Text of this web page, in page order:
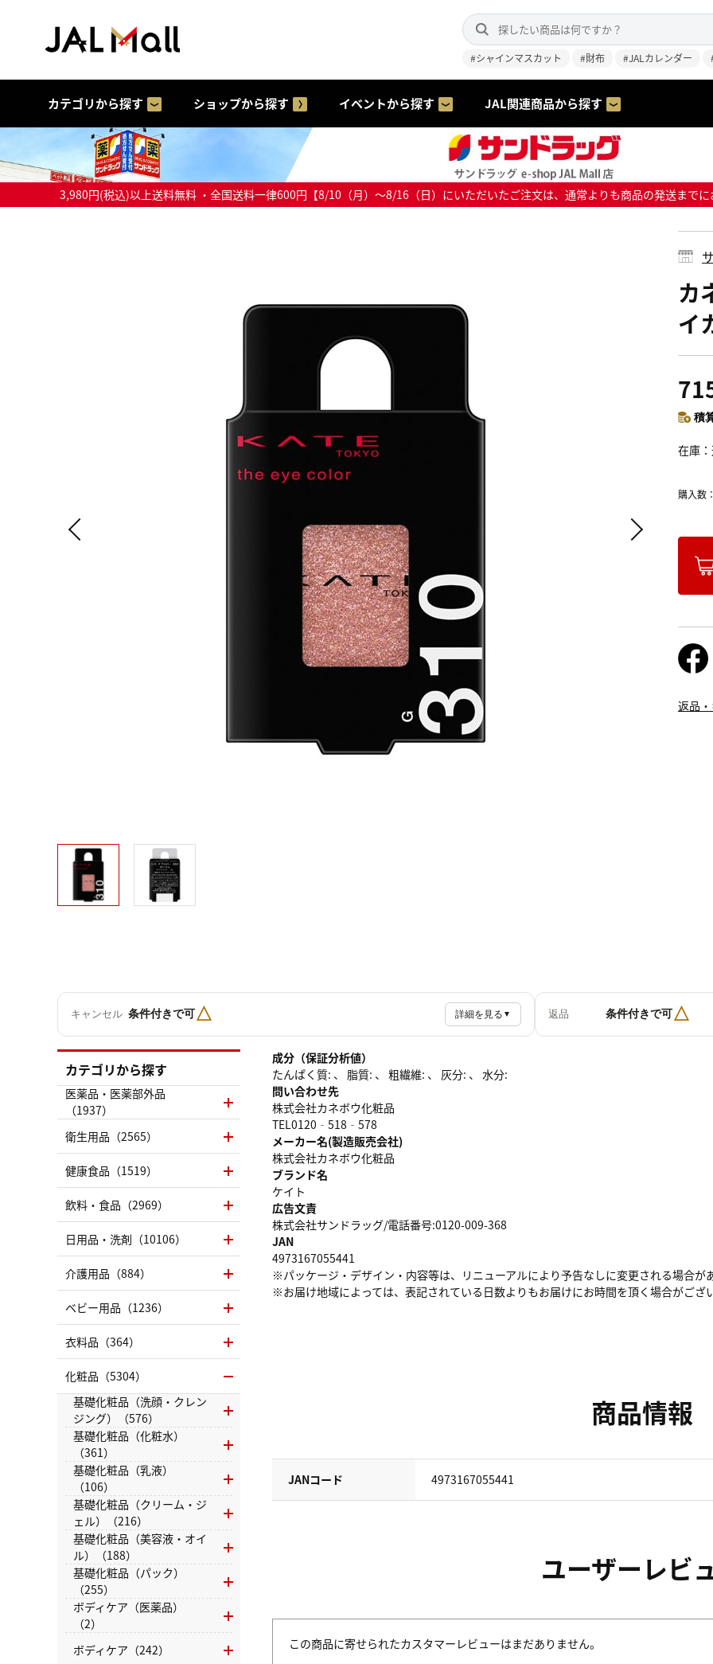
#シャインマスカット #財布 #JALカレンダー
カテゴリから探す ショップから探す イベントから探す JAL関連商品から探す
3,980円(税込)以上送料無料 ・全国送料一律600円【8/10（月）～8/16（日）にいただいたご注文は、通常よりも商品の発送まで
カ
イ
積
在庫
購入数
返品
キャンセル 条件付きで可△ 詳細を見る ▼ 返品 条件付きで可△
成分（保証分析値）
たんぱく質: 、 脂質: 、 粗繊維: 、 灰分: 、 水分:
問い合わせ先
株式会社カネボウ化粧品
TEL0120‐518‐578
メーカー名(製造販売会社)
株式会社カネボウ化粧品
ブランド名
ケイト
広告文責
株式会社サンドラッグ/電話番号:0120-009-368
JAN
4973167055441
※パッケージ・デザイン・内容等は、リニューアルにより予告なしに変更される場合が
※お届け地域によっては、表記されている日数よりもお届けにお時間を頂く場合がござ
商品情報
JANコード 4973167055441
ユーザーレビ
この商品に寄せられたカスタマーレビューはまだありません。
カテゴリから探す
医薬品・医薬部外品
（1937）
衛生用品（2565）
健康食品（1519）
飲料・食品（2969）
日用品・洗剤（10106）
介護用品（884）
ベビー用品（1236）
衣料品（364）
化粧品（5304）
基礎化粧品（洗顔・クレン
ジング）（576）
基礎化粧品（化粧水）
（361）
基礎化粧品（乳液）
（106）
基礎化粧品（クリーム・ジ
ェル）（216）
基礎化粧品（美容液・オイ
ル）（188）
基礎化粧品（パック）
（255）
ボディケア（医薬品）
（2）
ボディケア（242）